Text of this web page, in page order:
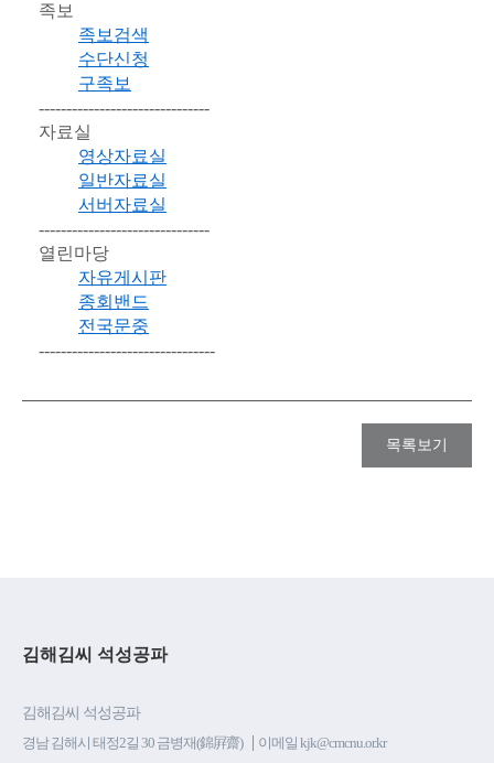
족보
족보검색
수단신청
구족보
-------------------------------
자료실
영상자료실
일반자료실
서버자료실
-------------------------------
열린마당
자유게시판
종회밴드
전국문중
--------------------------------
목록보기
김해김씨 석성공파
김해김씨 석성공파
경남 김해시 태정2길 30 금병재(錦屛齋)
이메일 kjk@cmcnu.or.kr